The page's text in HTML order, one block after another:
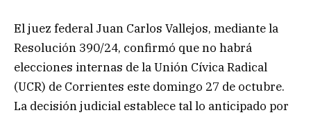
El juez federal Juan Carlos Vallejos, mediante la
Resolución 390/24, confirmó que no habrá
elecciones internas de la Unión Cívica Radical
(UCR) de Corrientes este domingo 27 de octubre.
La decisión judicial establece tal lo anticipado por